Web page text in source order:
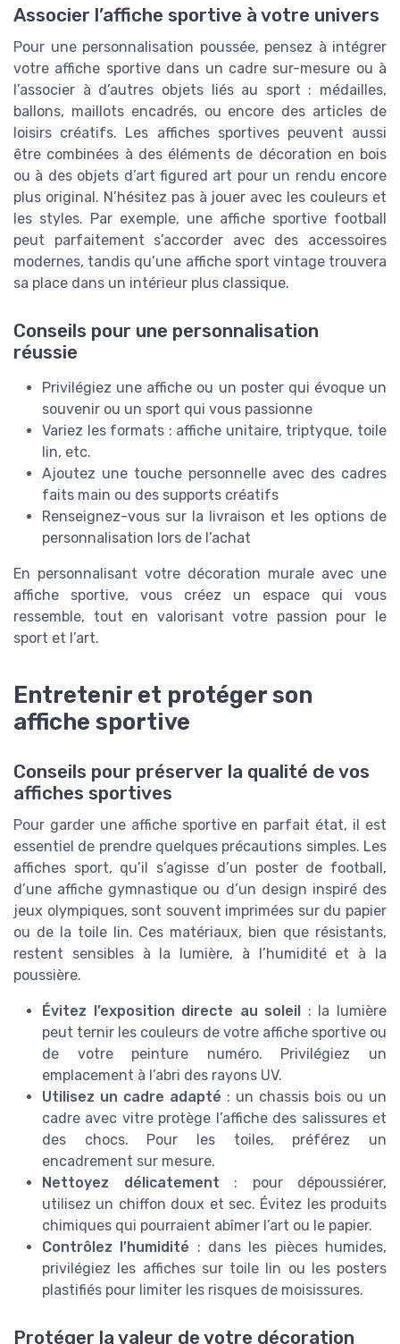
Associer l’affiche sportive à votre univers
Pour une personnalisation poussée, pensez à intégrer
votre affiche sportive dans un cadre sur-mesure ou à
l’associer à d’autres objets liés au sport : médailles,
ballons, maillots encadrés, ou encore des articles de
loisirs créatifs. Les affiches sportives peuvent aussi
être combinées à des éléments de décoration en bois
ou à des objets d’art figured art pour un rendu encore
plus original. N’hésitez pas à jouer avec les couleurs et
les styles. Par exemple, une affiche sportive football
peut parfaitement s’accorder avec des accessoires
modernes, tandis qu’une affiche sport vintage trouvera
sa place dans un intérieur plus classique.
Conseils pour une personnalisation
réussie
Privilégiez une affiche ou un poster qui évoque un
souvenir ou un sport qui vous passionne
Variez les formats : affiche unitaire, triptyque, toile
lin, etc.
Ajoutez une touche personnelle avec des cadres
faits main ou des supports créatifs
Renseignez-vous sur la livraison et les options de
personnalisation lors de l’achat
En personnalisant votre décoration murale avec une
affiche sportive, vous créez un espace qui vous
ressemble, tout en valorisant votre passion pour le
sport et l’art.
Entretenir et protéger son
affiche sportive
Conseils pour préserver la qualité de vos
affiches sportives
Pour garder une affiche sportive en parfait état, il est
essentiel de prendre quelques précautions simples. Les
affiches sport, qu’il s’agisse d’un poster de football,
d’une affiche gymnastique ou d’un design inspiré des
jeux olympiques, sont souvent imprimées sur du papier
ou de la toile lin. Ces matériaux, bien que résistants,
restent sensibles à la lumière, à l’humidité et à la
poussière.
Évitez l’exposition directe au soleil
: la lumière
peut ternir les couleurs de votre affiche sportive ou
de votre peinture numéro. Privilégiez un
emplacement à l’abri des rayons UV.
Utilisez un cadre adapté : un chassis bois ou un
cadre avec vitre protège l’affiche des salissures et
des chocs. Pour les toiles, préférez un
encadrement sur mesure.
Nettoyez délicatement : pour dépoussiérer,
utilisez un chiffon doux et sec. Évitez les produits
chimiques qui pourraient abîmer l’art ou le papier.
Contrôlez l’humidité : dans les pièces humides,
privilégiez les affiches sur toile lin ou les posters
plastifiés pour limiter les risques de moisissures.
Protéger la valeur de votre décoration